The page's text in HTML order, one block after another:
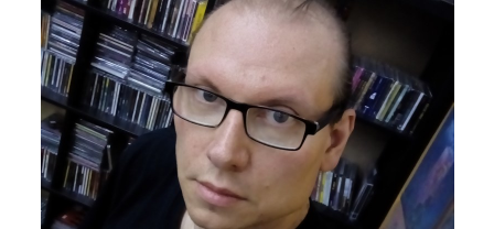
messaggio molto sprezzante ed egoistico:
questa idea dello sforzo unilaterale non mi
sembrava molto compatibile col concetto di
amicizia, che è un rapporto paritetico. Però poi
ho dovuto convenire che non avesse torto su
tutto. La cultura giapponese è così affascinante
proprio perché è riuscita a preservare certi tratti
caratteristici, e ciò è avvenuto anche grazie alla